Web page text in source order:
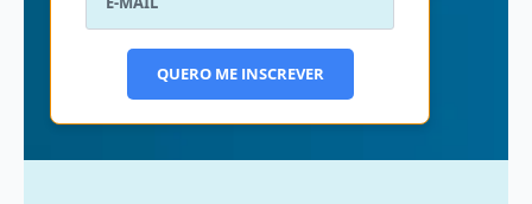
QUERO ME INSCREVER